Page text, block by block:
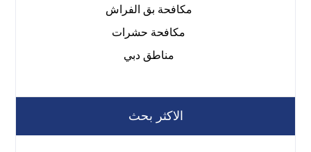
مكافحة بق الفراش
مكافحة حشرات
مناطق دبي
الاكثر بحث